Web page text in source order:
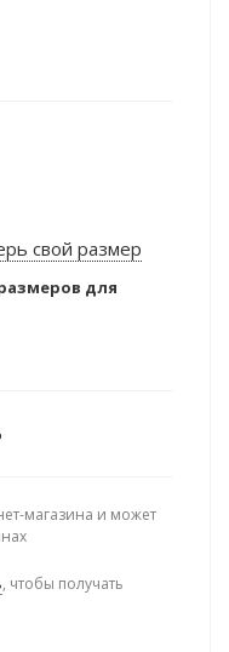
свой размер
для
магазина и может
, чтобы получать